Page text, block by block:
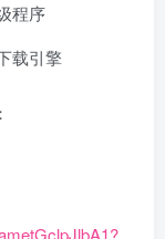
程序
载引擎
：